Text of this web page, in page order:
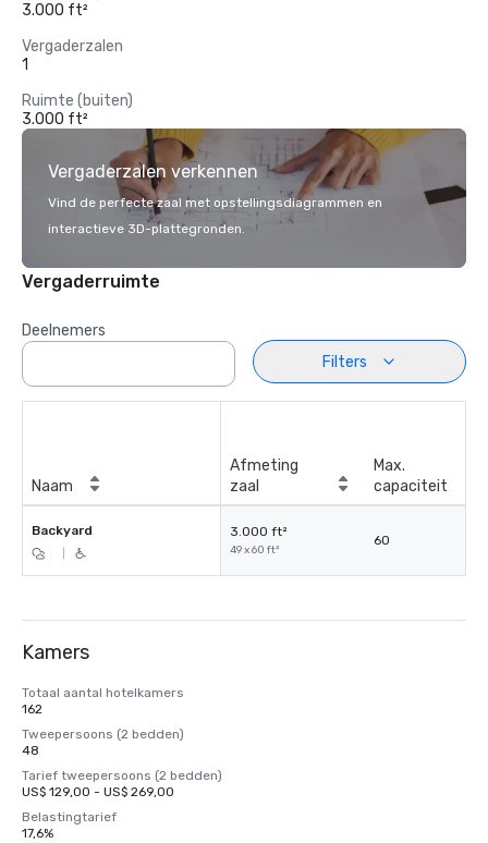
3.000 ft²
Vergaderzalen
1
Ruimte (buiten)
3.000 ft²
Vergaderzalen verkennen
Vind de perfecte zaal met opstellingsdiagrammen en
interactieve 3D-plattegronden.
Vergaderruimte
Deelnemers
Filters
Naam
Afmeting
zaal
Max.
capaciteit
Backyard 3.000 ft²
49 x 60 ft²
60
Kamers
Totaal aantal hotelkamers
162
Tweepersoons (2 bedden)
48
Tarief tweepersoons (2 bedden)
US$ 129,00 - US$ 269,00
Belastingtarief
17,6%